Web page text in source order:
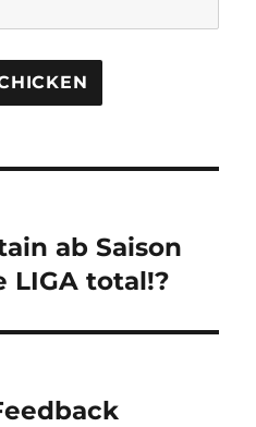
ab Saison
LIGA total!?